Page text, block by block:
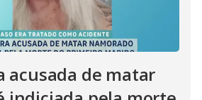
acusada de matar